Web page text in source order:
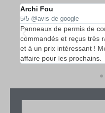
Archi Fou
5/5 @avis de google
Panneaux de permis de
commandés et reçus très
et à un prix intéressant !
affaire pour les prochains.